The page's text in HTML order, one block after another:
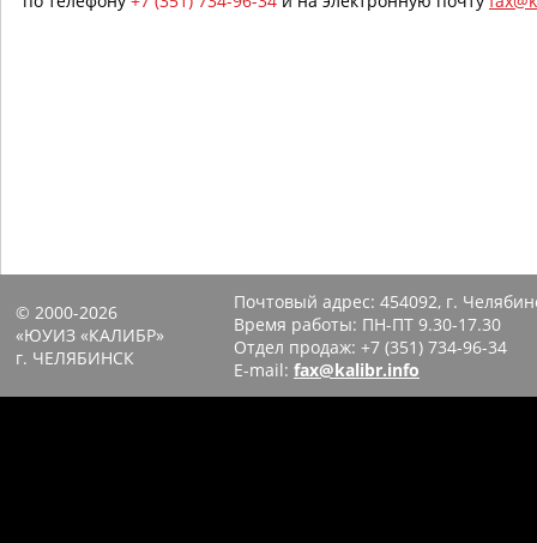
© 2000-2026
«ЮУИЗ «КАЛИБР»
г. ЧЕЛЯБИНСК
Почтовый адрес: 454092, г.
Время работы: ПН-ПТ 9.30-17.30
Отдел продаж: +7 (351) 734-96-34
E-mail: fax@kalibr.info